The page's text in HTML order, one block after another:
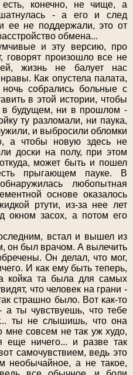
конечно, не чище, а
- а его и след
ее не поддержали, это от
обмена...
и эту версию, про
говорят произошло все не
жизнь не балует нас
Как опустела палата,
собрались больные с
в этой истории, чтобы
в будущем, ни в прошлом -
ту разломали, ни паука,
и выбросили обломки
а чтобы новую здесь не
доски на полу, при этом
может быть и пошел
прыгающем пауке. В
любопытная
основе оказалось
ртути, из-за нее лет
окном засох, а потом его
встал и вышел из
он был врачом. А вылечить
Он делал, что мог,
И как ему быть теперь,
койка та была для самых
что человек на грани -
страшно было. Вот как-то
а ты чувствуешь, что тебе
ты не слышишь, что она
мне совсем не так уж худо,
еще ничего... и разве так
самочувствием, ведь это
необычайное, а не такое,